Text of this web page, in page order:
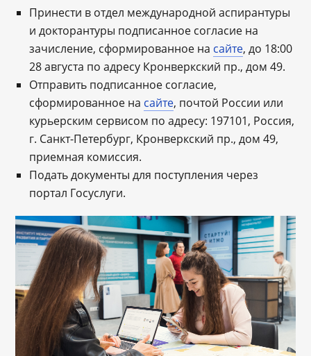
Принести в отдел международной аспирантуры
и докторантуры подписанное согласие на
зачисление, сформированное на сайте, до 18:00
28 августа по адресу Кронверкский пр., дом 49.
Отправить подписанное согласие,
сформированное на сайте, почтой России или
курьерским сервисом по адресу: 197101, Россия,
г. Санкт-Петербург, Кронверкский пр., дом 49,
приемная комиссия.
Подать документы для поступления через
портал Госуслуги.